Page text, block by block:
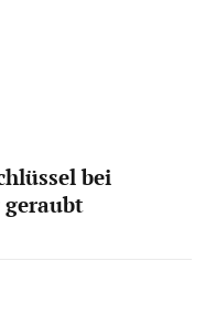
bei
geraubt